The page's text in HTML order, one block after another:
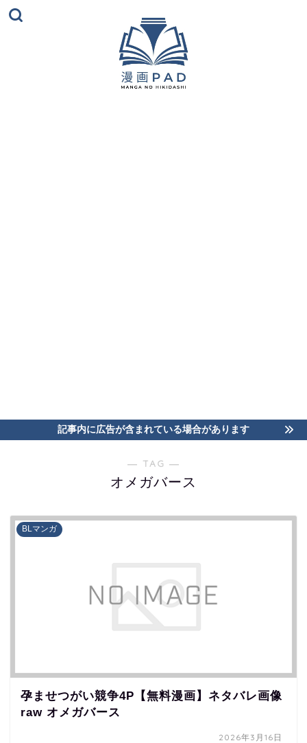
記事内に広告が含まれている場合があります
― TAG ―
オメガバース
BLマンガ
孕ませつがい競争4P【無料漫画】ネタバレ画像
raw オメガバース
2026年3月16日